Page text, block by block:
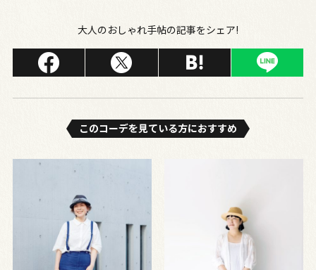
大人のおしゃれ手帖の記事をシェア!
このコーデを⾒ている⽅におすすめ